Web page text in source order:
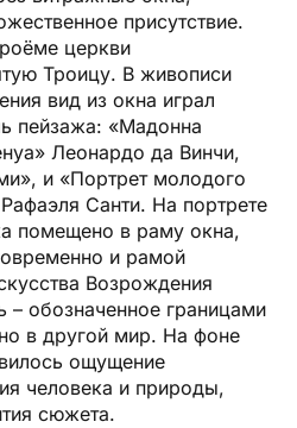
присутствие.
церкви
Троицу. В живописи
вид из окна играл
пейзажа: «Мадонна
Леонардо да Винчи,
и «Портрет молодого
Санти. На портрете
помещено в раму окна,
и рамой
Возрождения
– обозначенное границами
в другой мир. На фоне
ощущение
человека и природы,
сюжета.